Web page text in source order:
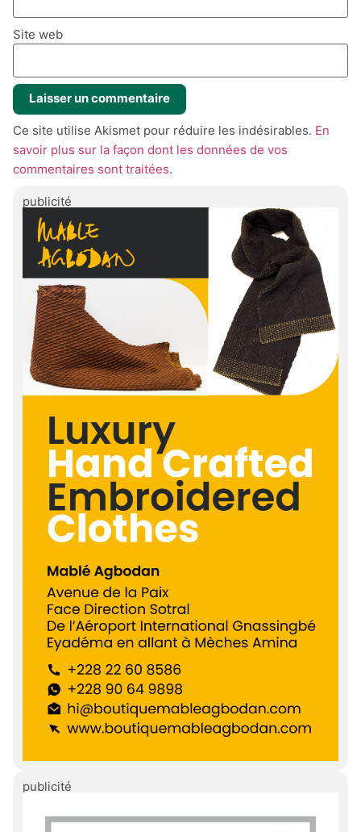
Site web
Ce site utilise Akismet pour réduire les indésirables. En
savoir plus sur la façon dont les données de vos
commentaires sont traitées.
publicité
publicité